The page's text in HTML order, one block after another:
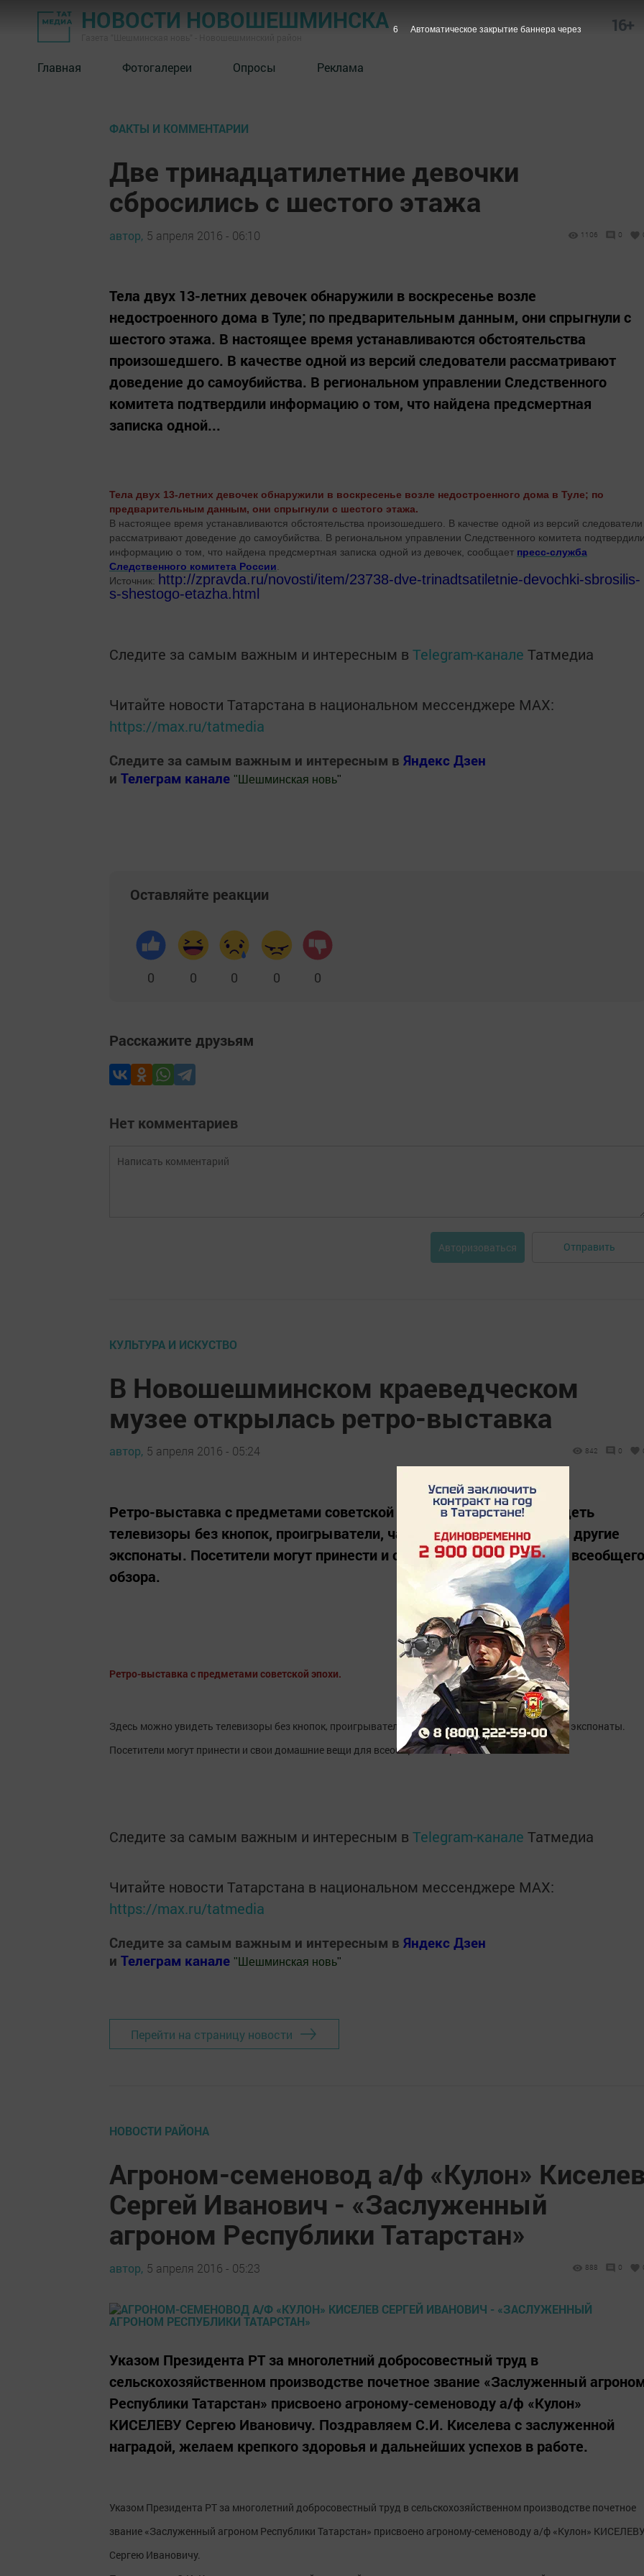
НОВОСТИ НОВОШЕШМИНСКА 16+
Главная Фотогалереи Опросы Реклама
ФАКТЫ И КОММЕНТАРИИ
Две тринадцатилетние девочки
сбросились с шестого этажа
автор, 5 апреля 2016 - 06:10 1106 0
Тела двух 13-летних девочек обнаружили в воскресенье возле
недостроенного дома в Туле; по предварительным данным, они спрыгнули с
шестого этажа. В настоящее время устанавливаются обстоятельства
произошедшего. В качестве одной из версий следователи рассматривают
доведение до самоубийства. В региональном управлении Следственного
комитета подтвердили информацию о том, что найдена предсмертная
записка одной...
Тела двух 13-летних девочек обнаружили в воскресенье возле недостроенного дома в Туле; по
предварительным данным, они спрыгнули с шестого этажа.
В настоящее время устанавливаются обстоятельства произошедшего. В качестве одной из версий следователи
рассматривают доведение до самоубийства. В региональном управлении Следственного комитета
информацию о том, что найдена предсмертная записка одной из девочек, сообщает пресс-служба
Следственного комитета России
Источник: http://zpravda.ru/novosti/item/23738-dve-trinadtsatiletnie-devochki-sbrosilis-
s-shestogo-etazha.html
Следите за самым важным и интересным в Telegram-канале Татмедиа
Читайте новости Татарстана в национальном мессенджере MАХ:
https://max.ru/tatmedia
Следите за самым важным и интересным в Яндекс Дзен
и Телеграм канале " Шешминская новь"
Оставляйте реакции
0 0 0 0 0
Расскажите друзьям
Нет комментариев
Авторизоваться Отправить
КУЛЬТУРА И ИСКУСТВО
В Новошешминском краеведческом
музее открылась ретро-выставка
автор, 5 апреля 2016 - 05:24 842 0
Ретро-выставка с предметами советской эпохи. Здесь можно увидеть
телевизоры без кнопок, проигрыватели, часы, дензнаки, знамена и другие
экспонаты. Посетители могут принести и свои домашние вещи для всеобщего
обзора.
Ретро-выставка с предметами советской эпохи.
Здесь можно увидеть телевизоры без кнопок, проигрыватели, часы, дензнаки, знамена и другие экспонаты.
Посетители могут принести и свои домашние вещи для всеобщего обзора.
Следите за самым важным и интересным в Telegram-канале Татмедиа
Читайте новости Татарстана в национальном мессенджере MАХ:
https://max.ru/tatmedia
Следите за самым важным и интересным в Яндекс Дзен
и Телеграм канале " Шешминская новь"
Перейти на страницу новости
НОВОСТИ РАЙОНА
Агроном-семеновод а/ф «Кулон»
Сергей Иванович - «Заслуженный
агроном Республики Татарстан»
автор, 5 апреля 2016 - 05:23 888 0
Указом Президента РТ за многолетний добросовестный труд в
сельскохозяйственном производстве почетное звание «Заслуженный
Республики Татарстан» присвоено агроному-семеноводу а/ф «Кулон»
КИСЕЛЕВУ Сергею Ивановичу. Поздравляем С.И. Киселева с заслуженной
наградой, желаем крепкого здоровья и дальнейших успехов в работе.
Указом Президента РТ за многолетний добросовестный труд в сельскохозяйственном производстве почетное
звание «Заслуженный агроном Республики Татарстан» присвоено агроному-семеноводу а/ф «Кулон»
Сергею Ивановичу.
5 Автоматическое закрытие баннера через